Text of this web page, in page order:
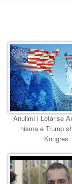
Anulimi i Lotarise
nisma e Trump
Kongres